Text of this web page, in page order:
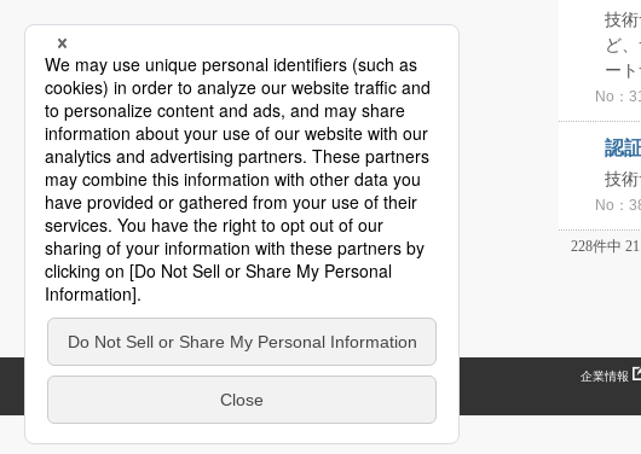
技
ど
ー
No：
認
技
No：
228件中
企業情報